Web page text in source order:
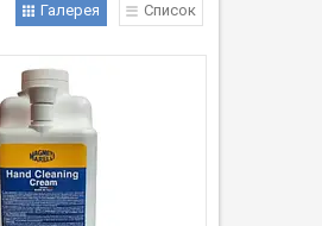
Галерея Список